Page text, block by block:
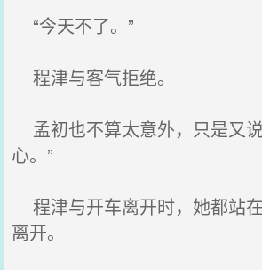
“今天不了。”
程津与客气拒绝。
孟初也不算太意外，只是又
心。”
程津与开车离开时，她都站
离开。